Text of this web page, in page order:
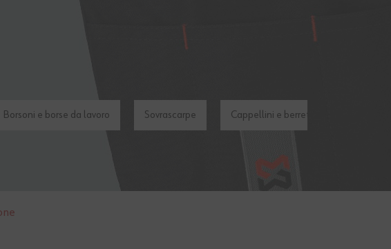
Borsoni e borse da lavoro Sovrascarpe Cappellini e berretti da lavoro